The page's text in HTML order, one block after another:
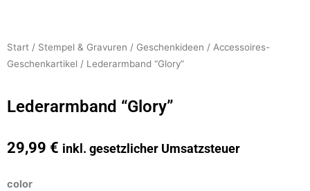
Start / Stempel & Gravuren / Geschenkideen / Accessoires-
Geschenkartikel / Lederarmband “Glory”
Lederarmband “Glory”
29,99 € inkl. gesetzlicher Umsatzsteuer
color
Lederarmband